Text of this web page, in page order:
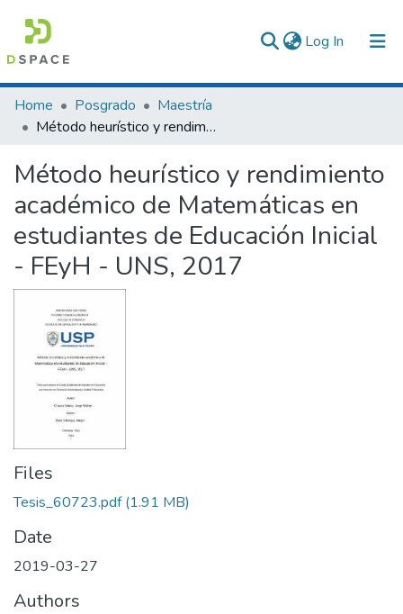
Log In (current)
Communities & Collections
All of DSpace
Statistics
Home Posgrado
Maestría
Método heurístico y rendimiento académico de Matemáticas en estudiantes de Educación Inicial - FEyH - UNS, 2017
Método heurístico y rendimiento
académico de Matemáticas en
estudiantes de Educación Inicial
- FEyH - UNS, 2017
Files
Tesis_60723.pdf(1.91 MB)
Date
2019-03-27
Authors